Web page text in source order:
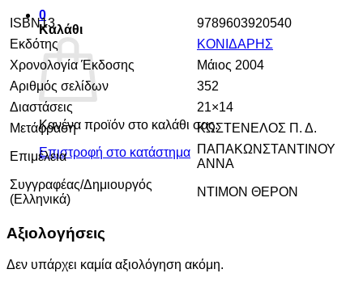
0
Καλάθι
Κανένα προϊόν στο καλάθι σας.
Επιστροφή στο κατάστημα
ISBN13
9789603920540
Εκδότης
ΚΟΝΙΔΑΡΗΣ
Χρονολογία Έκδοσης
Μάιος 2004
Αριθμός σελίδων
352
Διαστάσεις
21×14
Μετάφραση
ΚΩΣΤΕΝΕΛΟΣ Π. Δ.
Επιμέλεια
ΠΑΠΑΚΩΝΣΤΑΝΤΙΝΟΥ
ΑΝΝΑ
Συγγραφέας/Δημιουργός
(Ελληνικά)
ΝΤΙΜΟΝ ΘΕΡΟΝ
Αξιολογήσεις
Δεν υπάρχει καμία αξιολόγηση ακόμη.